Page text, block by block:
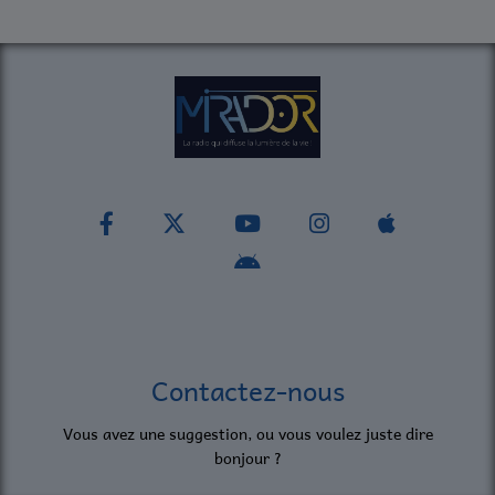
Contactez-nous
Vous avez une suggestion, ou vous voulez juste dire
bonjour ?